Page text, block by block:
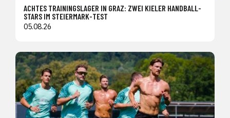
ACHTES TRAININGSLAGER IN GRAZ: ZWEI KIELER HANDBALL-
STARS IM STEIERMARK-TEST
05.08.26